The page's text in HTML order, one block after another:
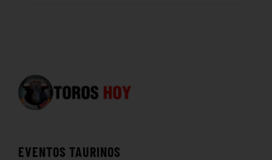
EVENTOS TAURINOS